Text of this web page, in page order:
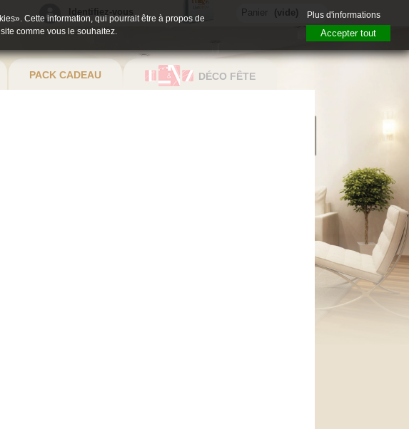
Identifiez-vous Panier (vide)
PACK CADEAU DÉCO FÊTE
Cette information, qui pourrait être à propos de
comme vous le souhaitez.
Plus d'informations
Accepter tout